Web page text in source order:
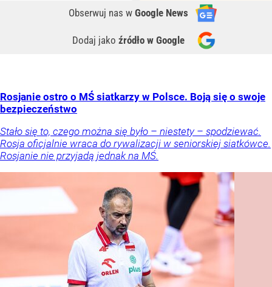
Obserwuj nas w Google News
Dodaj jako źródło w Google
Rosjanie ostro o MŚ siatkarzy w Polsce. Boją się o swoje
bezpieczeństwo
Stało się to, czego można się było – niestety – spodziewać.
Rosja oficjalnie wraca do rywalizacji w seniorskiej siatkówce.
Rosjanie nie przyjadą jednak na MŚ.